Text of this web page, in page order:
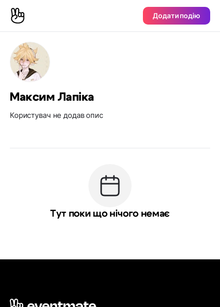
Додати подію
Максим Лапіка
Користувач не додав опис
Тут поки що нічого немає